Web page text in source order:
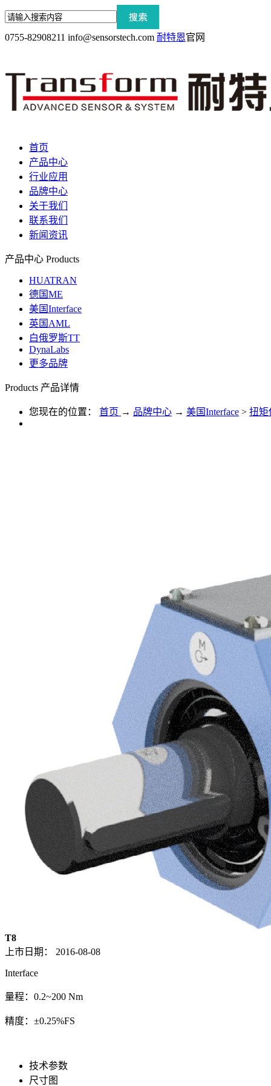
0755-82908211 info@sensorstech.com 耐特恩官网
首页
产品中心
行业应用
品牌中心
关于我们
联系我们
新闻资讯
产品中心 Products
HUATRAN
德国ME
美国Interface
英国AML
白俄罗斯TT
DynaLabs
更多品牌
Products 产品详情
您现在的位置： 首页 → 品牌中心 → 美国Interface > 扭矩
T8
上市日期： 2016-08-08
Interface
量程：0.2~200 Nm
精度：±0.25%FS
技术参数
尺寸图